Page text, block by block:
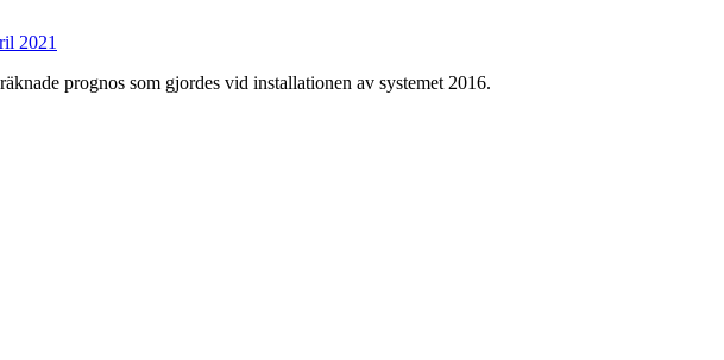
prognos som gjordes vid installationen av systemet 2016.